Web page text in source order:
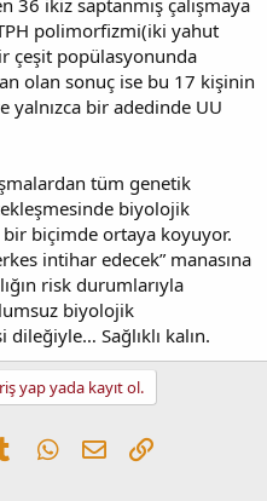
polimorfizmi(iki yahut
çeşit popülasyonunda
olan sonuç ise bu 17 kişinin
yalnızca bir adedinde UU
tüm genetik
biyolojik
biçimde ortaya koyuyor.
intihar edecek” manasına
risk durumlarıyla
biyolojik
dileğiyle… Sağlıklı kalın.
yap yada kayıt ol.
TumblrWhatsApp
E-postaLink